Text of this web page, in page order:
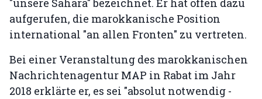
"unsere Sahara" bezeichnet. Er hat offen dazu
aufgerufen, die marokkanische Position
international "an allen Fronten" zu vertreten.
Bei einer Veranstaltung des marokkanischen
Nachrichtenagentur MAP in Rabat im Jahr
2018 erklärte er, es sei "absolut notwendig -